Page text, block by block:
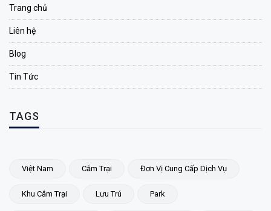
Trang chủ
Liên hệ
Blog
Tin Tức
TAGS
Việt Nam Cắm Trại Đơn Vị Cung Cấp Dịch Vụ
Khu Cắm Trại Lưu Trú Park